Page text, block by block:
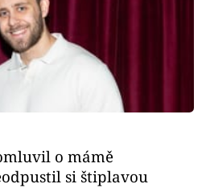
o mámě
si štiplavou